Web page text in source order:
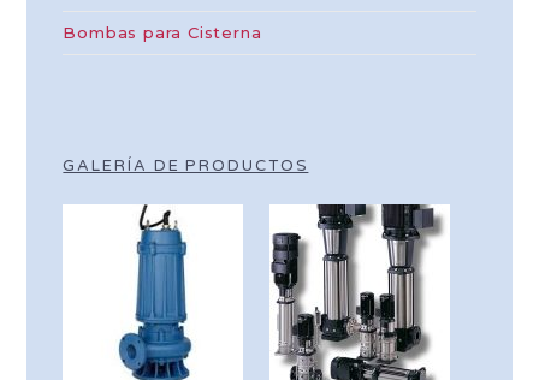
Bombas para Cisterna
GALERÍA DE PRODUCTOS